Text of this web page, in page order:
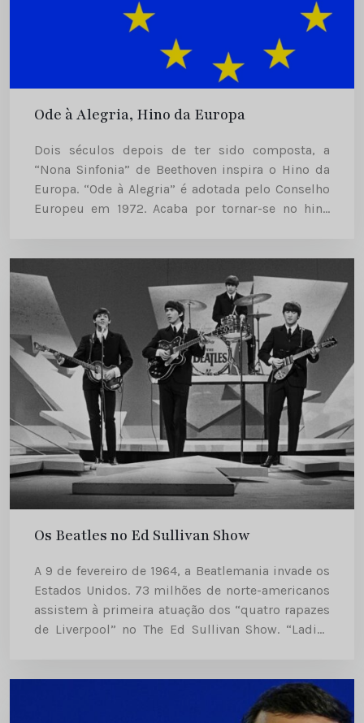
Ode à Alegria, Hino da Europa
Dois séculos depois de ter sido composta, a
“Nona Sinfonia” de Beethoven inspira o Hino da
Europa. “Ode à Alegria” é adotada pelo Conselho
Europeu em 1972. Acaba por tornar-se no hino
Os Beatles no Ed Sullivan Show
A 9 de fevereiro de 1964, a Beatlemania invade os
Estados Unidos. 73 milhões de norte-americanos
assistem à primeira atuação dos “quatro rapazes
de Liverpool” no The Ed Sullivan Show. “Ladies